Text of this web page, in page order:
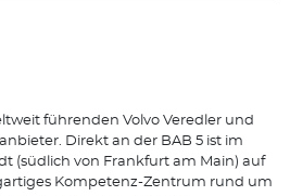
führenden Volvo Veredler und
Direkt an der BAB 5 ist im
(südlich von Frankfurt am Main) auf
Kompetenz-Zentrum rund um